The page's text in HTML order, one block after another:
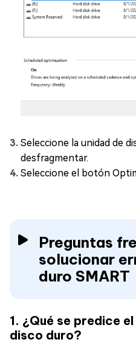
Seleccione la unidad de
desfragmentar.
Seleccione el botón
Preguntas
solucionar
duro SMART
1. ¿Qué se predice
disco duro?